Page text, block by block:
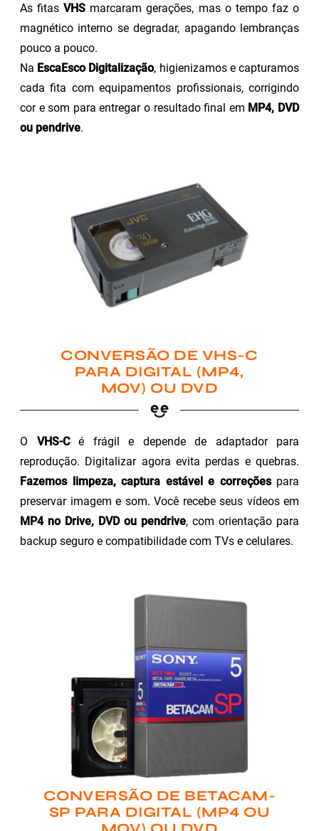
As fitasVHS marcaram gerações, mas o tempo faz o
magnético interno se degradar, apagando lembranças
pouco a pouco.
Na EscaEsco Digitalização, higienizamos e capturamos
cada fita com equipamentos profissionais, corrigindo
cor e som para entregar o resultado final em MP4, DVD
ou pendrive.
CONVERSÃO DE VHS-C
PARA DIGITAL (MP4,
MOV) OU DVD
O VHS-Cé frágil e depende de adaptador para
reprodução. Digitalizar agora evita perdas e quebras.
Fazemos limpeza, captura estável e correçõespara
preservar imagem e som. Você recebe seus vídeos em
MP4 no Drive, DVD ou pendrive, com orientação para
backup seguro e compatibilidade com TVs e celulares.
CONVERSÃO DE BETACAM-
SP PARA DIGITAL (MP4 OU